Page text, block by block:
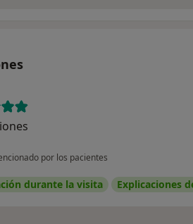
por los pacientes
durante la visita Explicaciones